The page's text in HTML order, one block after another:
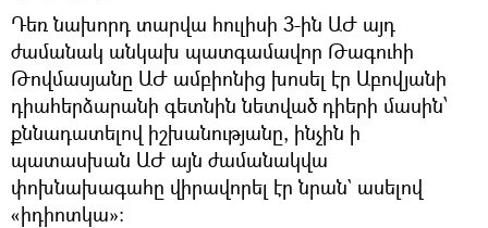
Դեռ նախորդ տարվա հուլիսի 3-ին ԱԺ այդ
ժամանակ անկախ պատգամավոր Թագուհի
Թովմասյանը ԱԺ ամբիոնից խոսել էր Աբովյանի
դիահերձարանի գետնին նետված դիերի մասին՝
քննադատելով իշխանությանը, ինչին ի
պատասխան ԱԺ այն ժամանակվա
փոխնախագահը վիրավորել էր նրան` ասելով
«իդիոտկա»։